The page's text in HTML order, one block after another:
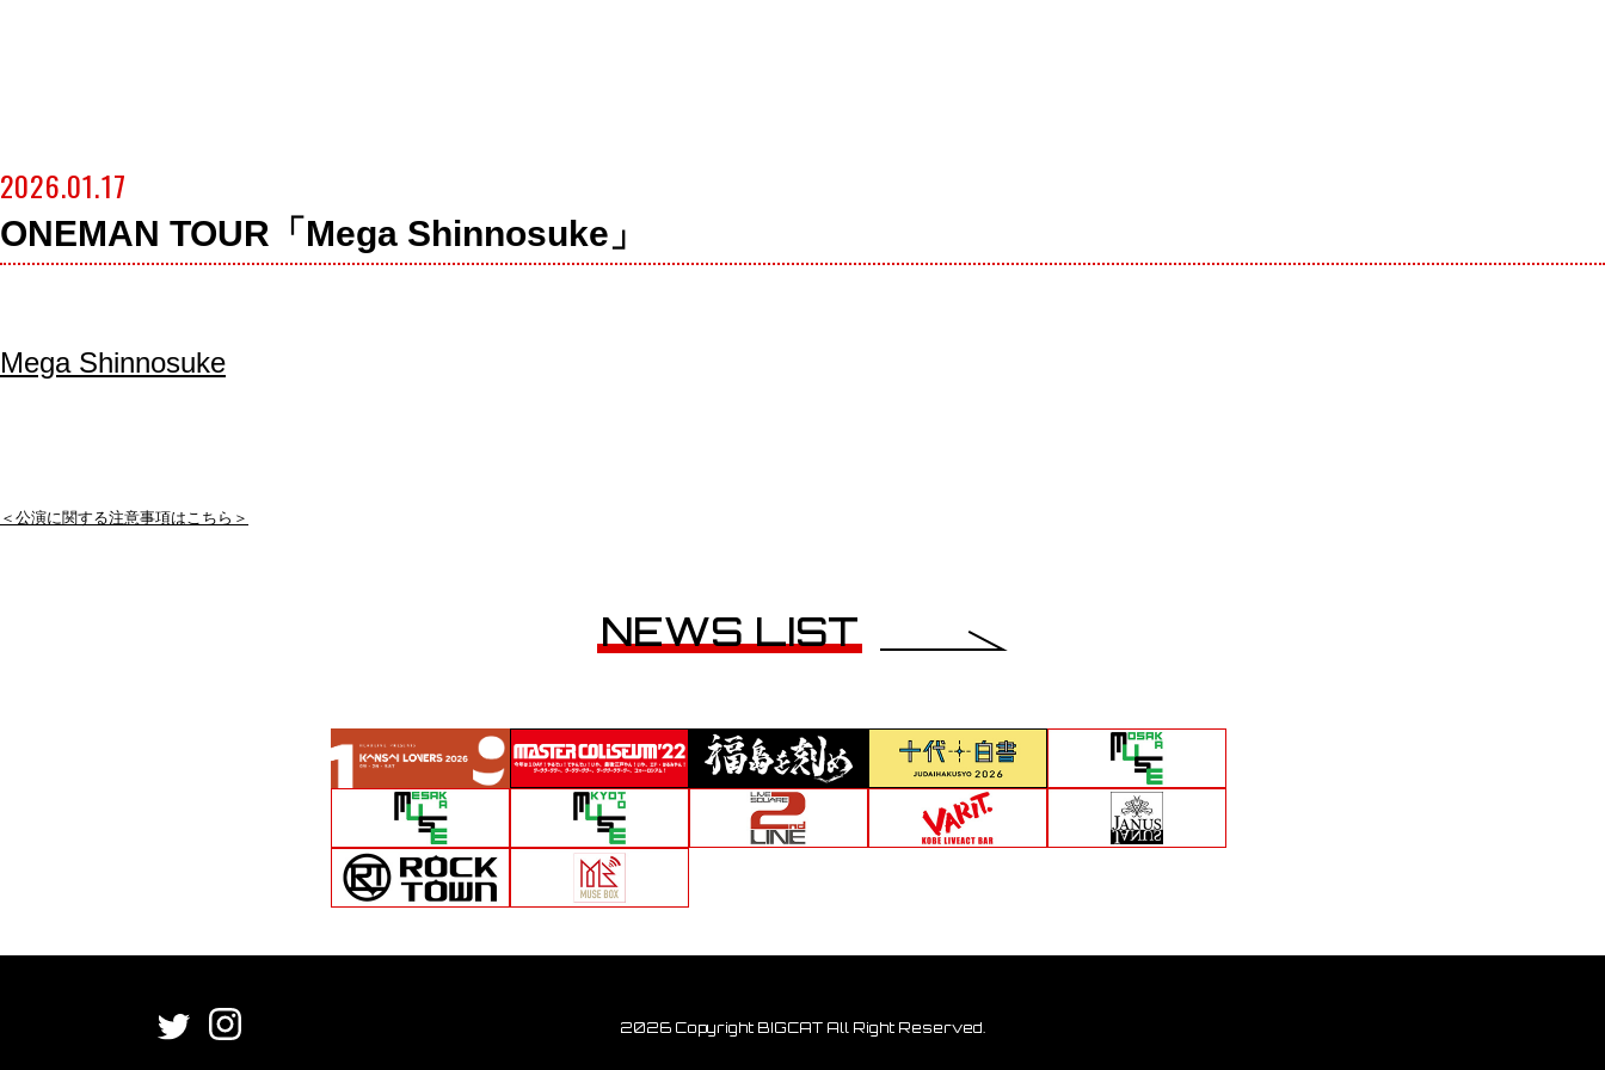
2026.01.17
ONEMAN TOUR「Mega Shinnosuke」
Mega Shinnosuke
＜公演に関する注意事項はこちら＞
NEWS LIST
2026 Copyright BIGCAT All Right Reserved.